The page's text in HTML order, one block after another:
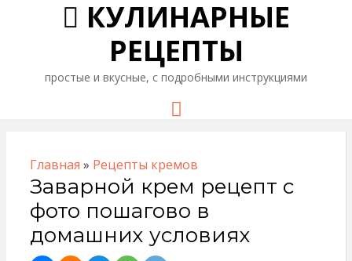
КУЛИНАРНЫЕ
РЕЦЕПТЫ
простые и вкусные, с подробными инструкциями
Главная » Рецепты кремов
Заварной крем рецепт с
фото пошагово в
домашних условиях